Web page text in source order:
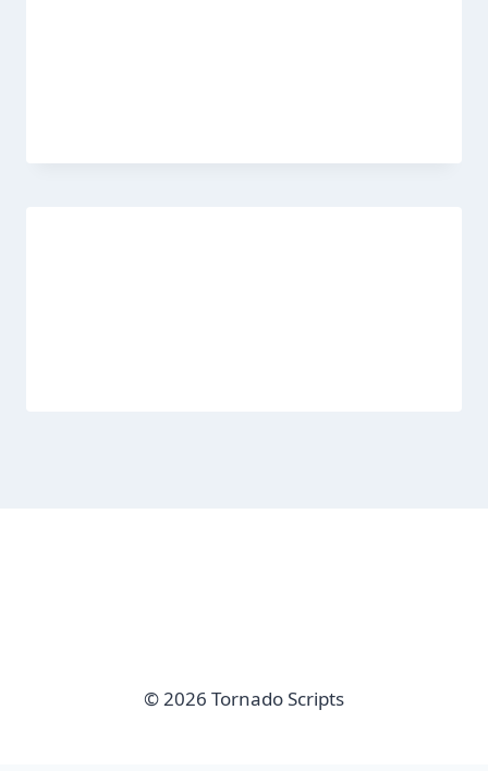
© 2026 Tornado Scripts